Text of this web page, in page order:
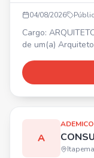
04/08/2026
Cargo: ARQUITETO(A) DE
de um(a)
desenvolvimento
layouts,
A
Itapema